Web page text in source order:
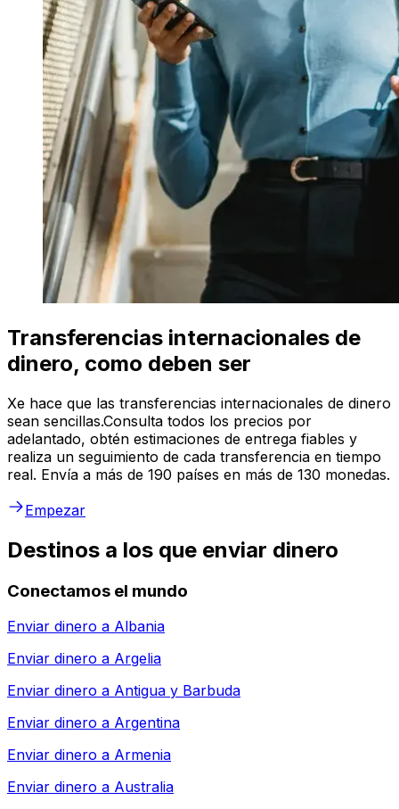
Transferencias internacionales de
dinero, como deben ser
Xe hace que las transferencias internacionales de dinero
sean sencillas.Consulta todos los precios por
adelantado, obtén estimaciones de entrega fiables y
realiza un seguimiento de cada transferencia en tiempo
real. Envía a más de 190 países en más de 130 monedas.
Empezar
Destinos a los que enviar dinero
Conectamos el mundo
Enviar dinero a Albania
Enviar dinero a Argelia
Enviar dinero a Antigua y Barbuda
Enviar dinero a Argentina
Enviar dinero a Armenia
Enviar dinero a Australia